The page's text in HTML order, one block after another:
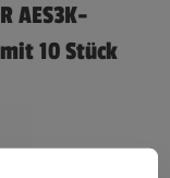
AES3K-
10 Stück